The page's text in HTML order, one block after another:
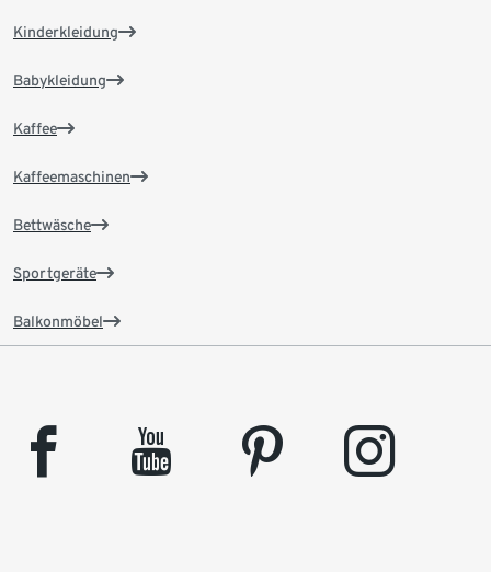
Kinderkleidung
Babykleidung
Kaffee
Kaffeemaschinen
Bettwäsche
Sportgeräte
Balkonmöbel
facebook youtube pinterest instagram